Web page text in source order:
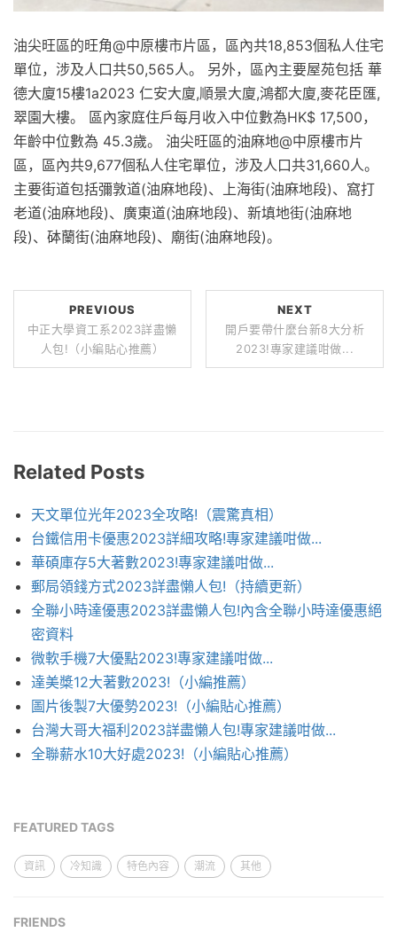
油尖旺區的旺角@中原樓市片區，區內共18,853個私人住宅
單位，涉及人口共50,565人。 另外，區內主要屋苑包括 華
德大廈15樓1a2023 仁安大廈,順景大廈,鴻都大廈,麥花臣匯,
翠園大樓。 區內家庭住戶每月收入中位數為HK$ 17,500，
年齡中位數為 45.3歲。 油尖旺區的油麻地@中原樓市片
區，區內共9,677個私人住宅單位，涉及人口共31,660人。
主要街道包括彌敦道(油麻地段)、上海街(油麻地段)、窩打
老道(油麻地段)、廣東道(油麻地段)、新填地街(油麻地
段)、砵蘭街(油麻地段)、廟街(油麻地段)。
PREVIOUS
中正大學資工系2023詳盡懶
人包!（小編貼心推薦）
NEXT
開戶要帶什麼台新8大分析
2023!專家建議咁做...
Related Posts
天文單位光年2023全攻略!（震驚真相）
台鐵信用卡優惠2023詳細攻略!專家建議咁做...
華碩庫存5大著數2023!專家建議咁做...
郵局領錢方式2023詳盡懶人包!（持續更新）
全聯小時達優惠2023詳盡懶人包!內含全聯小時達優惠絕
密資料
微軟手機7大優點2023!專家建議咁做...
達美槳12大著數2023!（小編推薦）
圖片後製7大優勢2023!（小編貼心推薦）
台灣大哥大福利2023詳盡懶人包!專家建議咁做...
全聯薪水10大好處2023!（小編貼心推薦）
FEATURED TAGS
資訊 冷知識 特色內容 潮流 其他
FRIENDS